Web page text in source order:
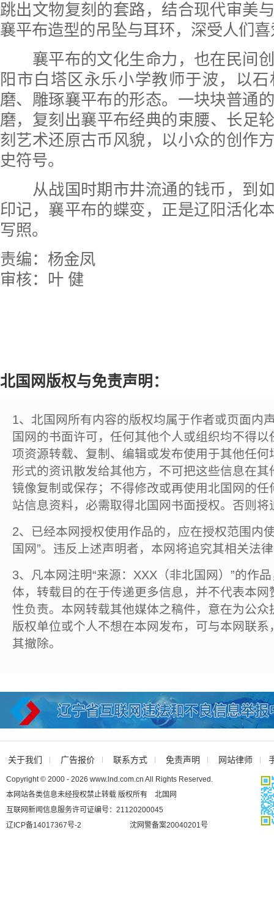
跳出文物复刻的套路，结合现代审美
襄平布造型的吊坠与耳环，深受人们
襄平布的文化生命力，也在民间创
阳市白塔区永乐小学教师于波，以
磨、雕琢襄平布的形态。一块块普通
磨，复刻出襄平布经典的束腰、长
刻艺术还原古币风貌，以小众的创作
史符号。
从战国时期市井流通的钱币，到如
印记，襄平布的蝶变，正是辽阳活化
写照。
责编：杨金凤
审核：叶 健
北国网版权与免责声明：
1、北国网所有内容的版权均属于作者或页面内
国网的书面许可，任何其他个人或组织均不得
项资源转载、复制、编辑或发布使用于其他任
形式的资讯散发给其他方，不可把这些信息在
镜像复制或保存；不得修改或再使用北国网的
站信息资料，必需取得北国网书面授权。否则将
2、已经本网授权使用作品的，应在授权范围内
国网”。违反上述声明者，本网将追究其相关法
3、凡本网注明“来源：XXX（非北国网）”的作
体，转载目的在于传递更多信息，并不代表本
性负责。本网转载其他媒体之稿件，意在为公
版权单位或个人不想在本网发布，可与本网联
其撤除。
关于我们 广告报价 联系方式 免责声明 网站律师
Copyright © 2000 - 2026 www.lnd.com.cn All Rights Reserved.
本网站各类信息未经授权禁止转载 版权所有 北国网
互联网新闻信息服务许可证编号：21120200045
辽ICP备14017367号-2
沈网警备案20040201号